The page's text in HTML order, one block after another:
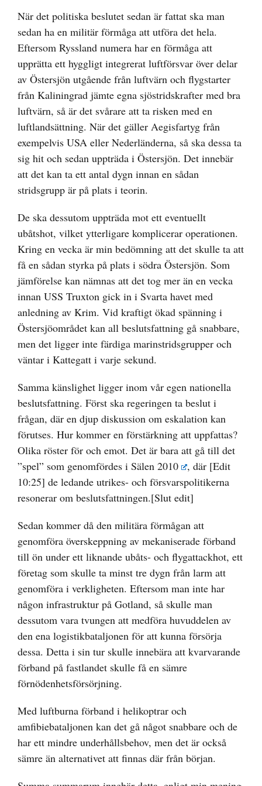
När det politiska beslutet sedan är fattat ska man
sedan ha en militär förmåga att utföra det hela.
Eftersom Ryssland numera har en förmåga att
upprätta ett hyggligt integrerat luftförsvar över delar
av Östersjön utgående från luftvärn och flygstarter
från Kaliningrad jämte egna sjöstridskrafter med bra
luftvärn, så är det svårare att ta risken med en
luftlandsättning. När det gäller Aegisfartyg från
exempelvis USA eller Nederländerna, så ska dessa ta
sig hit och sedan uppträda i Östersjön. Det innebär
att det kan ta ett antal dygn innan en sådan
stridsgrupp är på plats i teorin.
De ska dessutom uppträda mot ett eventuellt
ubåtshot, vilket ytterligare komplicerar operationen.
Kring en vecka är min bedömning att det skulle ta att
få en sådan styrka på plats i södra Östersjön. Som
jämförelse kan nämnas att det tog mer än en vecka
innan USS Truxton gick in i Svarta havet med
anledning av Krim. Vid kraftigt ökad spänning i
Östersjöområdet kan all beslutsfattning gå snabbare,
men det ligger inte färdiga marinstridsgrupper och
väntar i Kattegatt i varje sekund.
Samma känslighet ligger inom vår egen nationella
beslutsfattning. Först ska regeringen ta beslut i
frågan, där en djup diskussion om eskalation kan
förutses. Hur kommer en förstärkning att uppfattas?
Olika röster för och emot. Det är bara att gå till det
”spel” som genomfördes i Sälen 2010
, där [Edit
10:25] de ledande utrikes- och försvarspolitikerna
resonerar om beslutsfattningen.[Slut edit]
Sedan kommer då den militära förmågan att
genomföra överskeppning av mekaniserade förband
till ön under ett liknande ubåts- och flygattackhot, ett
företag som skulle ta minst tre dygn från larm att
genomföra i verkligheten. Eftersom man inte har
någon infrastruktur på Gotland, så skulle man
dessutom vara tvungen att medföra huvuddelen av
den ena logistikbataljonen för att kunna försörja
dessa. Detta i sin tur skulle innebära att kvarvarande
förband på fastlandet skulle få en sämre
förnödenhetsförsörjning.
Med luftburna förband i helikoptrar och
amfibiebataljonen kan det gå något snabbare och de
har ett mindre underhållsbehov, men det är också
sämre än alternativet att finnas där från början.